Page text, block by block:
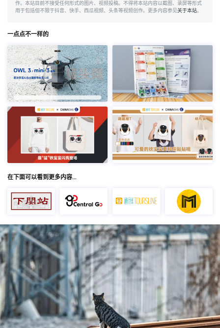
作。本站目前不接受任何形式的图片、视频投稿。不得将本站内容以截图、录屏等形式
用于包括但不限于抖音、快手、西瓜视频、头条等视频创作。更多内容参见关于本站。
一点点不一样的
在下面可以看到更多内容…